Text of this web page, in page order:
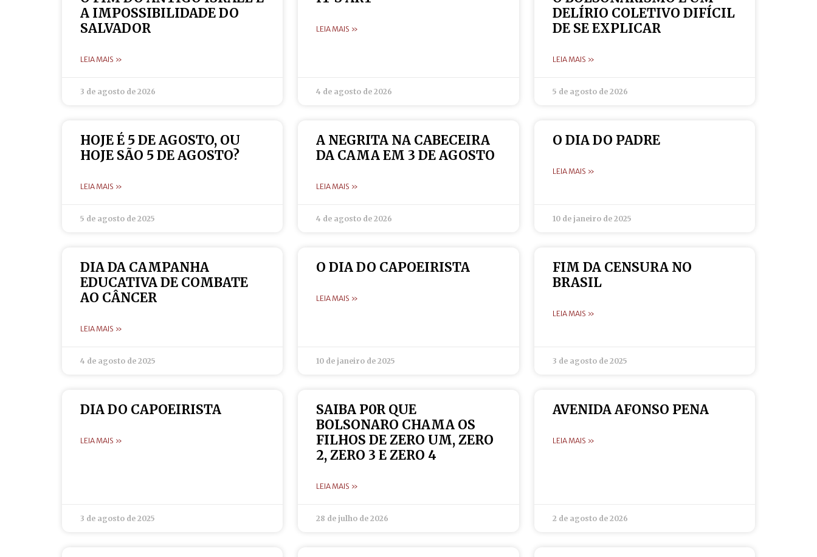
A IMPOSSIBILIDADE DO
SALVADOR
LEIA MAIS »
3 de agosto de 2026
LEIA MAIS »
4 de agosto de 2026
DELÍRIO COLETIVO DIFÍCIL
DE SE EXPLICAR
LEIA MAIS »
5 de agosto de 2026
HOJE É 5 DE AGOSTO, OU
HOJE SÃO 5 DE AGOSTO?
LEIA MAIS »
5 de agosto de 2025
A NEGRITA NA CABECEIRA
DA CAMA EM 3 DE AGOSTO
LEIA MAIS »
4 de agosto de 2026
O DIA DO PADRE
LEIA MAIS »
10 de janeiro de 2025
DIA DA CAMPANHA
EDUCATIVA DE COMBATE
AO CÂNCER
LEIA MAIS »
4 de agosto de 2025
O DIA DO CAPOEIRISTA
LEIA MAIS »
10 de janeiro de 2025
FIM DA CENSURA NO
BRASIL
LEIA MAIS »
3 de agosto de 2025
DIA DO CAPOEIRISTA
LEIA MAIS »
3 de agosto de 2025
SAIBA P0R QUE
BOLSONARO CHAMA OS
FILHOS DE ZERO UM, ZERO
2, ZERO 3 E ZERO 4
LEIA MAIS »
28 de julho de 2026
AVENIDA AFONSO PENA
LEIA MAIS »
2 de agosto de 2026